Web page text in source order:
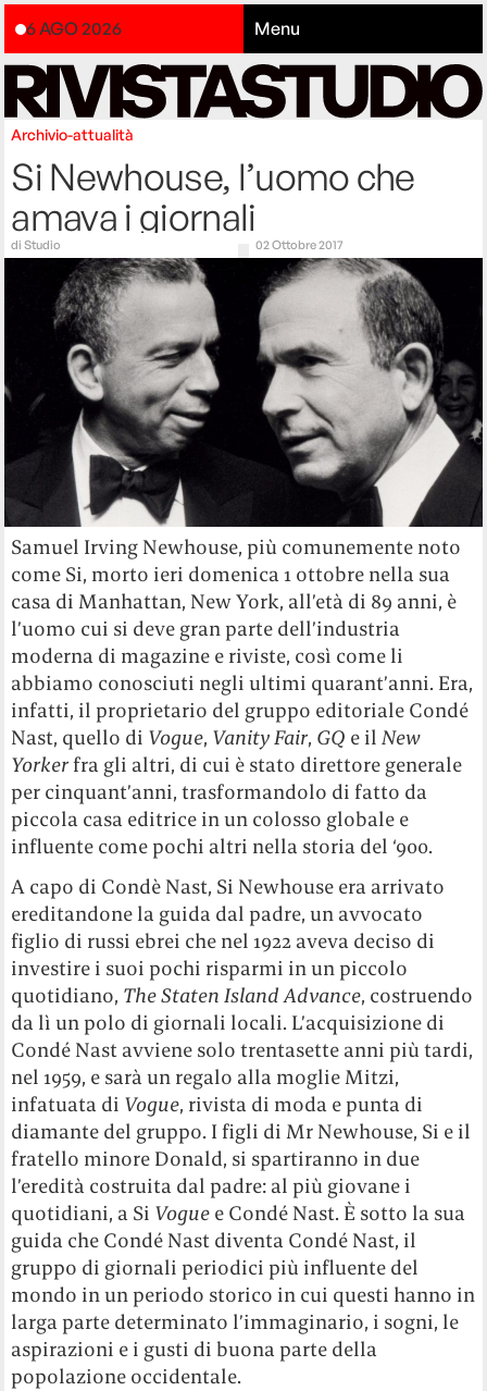
6 AGO 2026 Menu
Archivio-attualità
Si Newhouse, l’uomo che
amava i giornali
diStudio 02 Ottobre 2017
Samuel Irving Newhouse, più comunemente noto
come Si, morto ieri domenica 1 ottobre nella sua
casa di Manhattan, New York, all’età di 89 anni, è
l’uomo cui si deve gran parte dell’industria
moderna di magazine e riviste, così come li
abbiamo conosciuti negli ultimi quarant’anni. Era,
infatti, il proprietario del gruppo editoriale Condé
Nast, quello di Vogue, Vanity Fair, GQ e ilNew
Yorkerfra gli altri, di cui è stato direttore generale
per cinquant’anni, trasformandolo di fatto da
piccola casa editrice in un colosso globale e
influente come pochi altri nella storia del ‘900.
A capo di Condè Nast, Si Newhouse era arrivato
ereditandone la guida dal padre, un avvocato
figlio di russi ebrei che nel 1922 aveva deciso di
investire i suoi pochi risparmi in un piccolo
quotidiano, The Staten Island Advance, costruendo
da lì un polo di giornali locali. L’acquisizione di
Condé Nast avviene solo trentasette anni più tardi,
nel 1959, e sarà un regalo alla moglie Mitzi,
infatuata di Vogue, rivista di moda e punta di
diamante del gruppo. I figli di Mr Newhouse, Si e il
fratello minore Donald, si spartiranno in due
l’eredità costruita dal padre: al più giovane i
quotidiani, a Si Vogue e Condé Nast. È sotto la sua
guida che Condé Nast diventa Condé Nast, il
gruppo di giornali periodici più influente del
mondo in un periodo storico in cui questi hanno in
larga parte determinato l’immaginario, i sogni, le
aspirazioni e i gusti di buona parte della
popolazione occidentale.